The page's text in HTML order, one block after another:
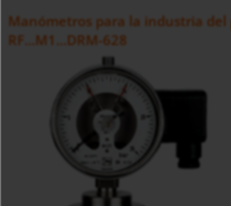
Manómetros para la industria del
RF...M1...DRM-628